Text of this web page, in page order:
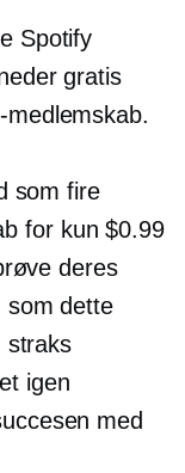
Spotify
gratis
som fire
for kun $0.99
deres
som dette
straks
igen
med